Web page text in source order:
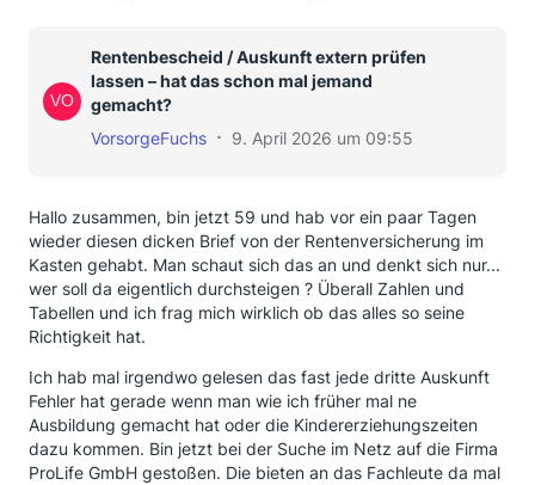
Rentenbescheid / Auskunft extern prüfen
lassen – hat das schon mal jemand
gemacht?
VorsorgeFuchs
9. April 2026 um 09:55
Hallo zusammen, bin jetzt 59 und hab vor ein paar Tagen
wieder diesen dicken Brief von der Rentenversicherung im
Kasten gehabt. Man schaut sich das an und denkt sich nur...
wer soll da eigentlich durchsteigen ? Überall Zahlen und
Tabellen und ich frag mich wirklich ob das alles so seine
Richtigkeit hat.
Ich hab mal irgendwo gelesen das fast jede dritte Auskunft
Fehler hat gerade wenn man wie ich früher mal ne
Ausbildung gemacht hat oder die Kindererziehungszeiten
dazu kommen. Bin jetzt bei der Suche im Netz auf die Firma
ProLife GmbH gestoßen. Die bieten an das Fachleute da mal